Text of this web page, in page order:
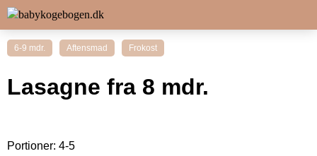
6-9 mdr. Aftensmad Frokost
Lasagne fra 8 mdr.
Portioner: 4-5